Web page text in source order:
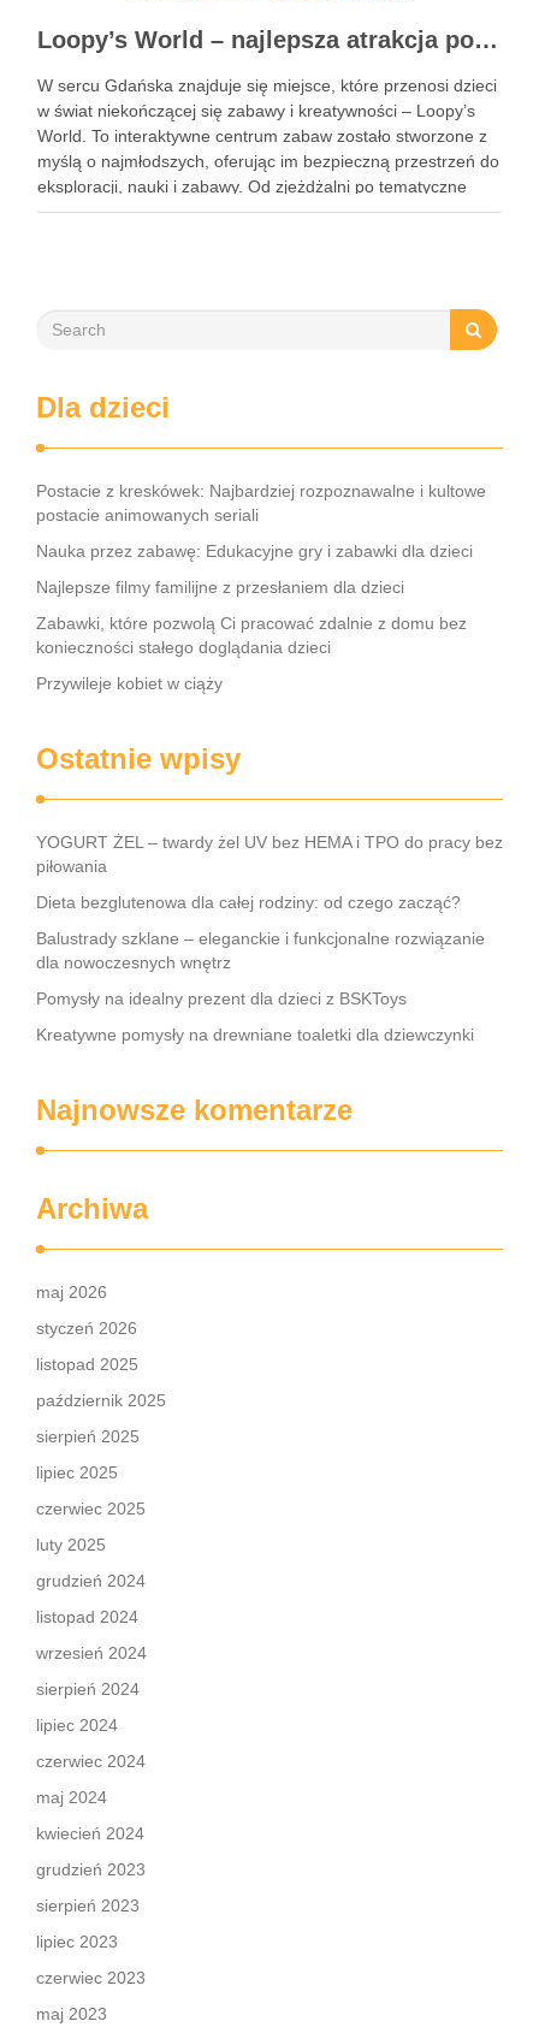
Loopy’s World – najlepsza atrakcja pod dachem dla dzieci w Gdańsku
W sercu Gdańska znajduje się miejsce, które przenosi dzieci
w świat niekończącej się zabawy i kreatywności – Loopy’s
World. To interaktywne centrum zabaw zostało stworzone z
myślą o najmłodszych, oferując im bezpieczną przestrzeń do
eksploracji, nauki i zabawy. Od zjeżdżalni po tematyczne
strefy, Loopy’s World zaspokaja różnorodne potrzeby dzieci,
Dla dzieci
Postacie z kreskówek: Najbardziej rozpoznawalne i kultowe
postacie animowanych seriali
Nauka przez zabawę: Edukacyjne gry i zabawki dla dzieci
Najlepsze filmy familijne z przesłaniem dla dzieci
Zabawki, które pozwolą Ci pracować zdalnie z domu bez
konieczności stałego doglądania dzieci
Przywileje kobiet w ciąży
Ostatnie wpisy
YOGURT ŻEL – twardy żel UV bez HEMA i TPO do pracy bez
piłowania
Dieta bezglutenowa dla całej rodziny: od czego zacząć?
Balustrady szklane – eleganckie i funkcjonalne rozwiązanie
dla nowoczesnych wnętrz
Pomysły na idealny prezent dla dzieci z BSKToys
Kreatywne pomysły na drewniane toaletki dla dziewczynki
Najnowsze komentarze
Archiwa
maj 2026
styczeń 2026
listopad 2025
październik 2025
sierpień 2025
lipiec 2025
czerwiec 2025
luty 2025
grudzień 2024
listopad 2024
wrzesień 2024
sierpień 2024
lipiec 2024
czerwiec 2024
maj 2024
kwiecień 2024
grudzień 2023
sierpień 2023
lipiec 2023
czerwiec 2023
maj 2023